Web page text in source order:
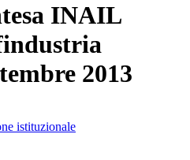
INAIL
2013
istituzionale